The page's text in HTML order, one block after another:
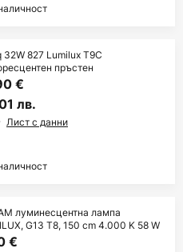
32W 827 Lumilux T9C
пръстен
€
лв.
Лист с данни
луминесцентна лампа
G13 T8, 150 cm 4.000 K 58 W
€